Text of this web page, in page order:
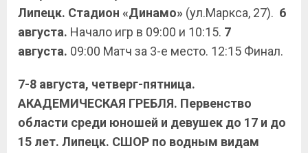
Липецк. Стадион «Динамо» (ул.Маркса, 27). 6
августа. Начало игр в 09:00 и 10:15. 7
августа. 09:00 Матч за 3-е место. 12:15 Финал.
7-8 августа, четверг-пятница.
АКАДЕМИЧЕСКАЯ ГРЕБЛЯ. Первенство
области среди юношей и девушек до 17 и до
15 лет. Липецк. СШОР по водным видам